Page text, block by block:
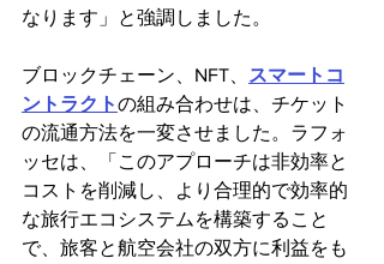
なります」と強調しました。
ブロックチェーン、NFT、
スマートコ
ントラクトの組み合わせは、チケット
の流通方法を一変させました。ラフォ
ッセは、「このアプローチは非効率と
コストを削減し、より合理的で効率的
な旅行エコシステムを構築すること
で、旅客と航空会社の双方に利益をも